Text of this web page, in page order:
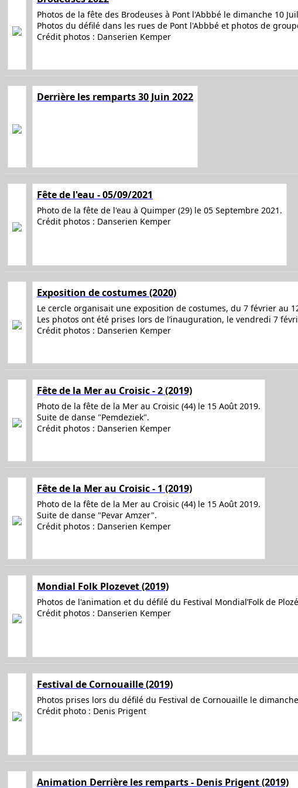
Photos de la fête des Brodeuses à Pont l'Abbbé le dimanche 10
Photos du défilé dans les rues de Pont l'Abbbé et photos de
Crédit photos : Danserien Kemper
Derrière les remparts 30 Juin 2022
Fête de l'eau - 05/09/2021
Photo de la fête de l'eau à Quimper (29) le 05 Septembre 2021.
Crédit photos : Danserien Kemper
Exposition de costumes (2020)
Le cercle organisait une exposition de costumes, du 7 février au
Les photos ont été prises lors de l’inauguration, le vendredi 7
Crédit photos : Danserien Kemper
Fête de la Mer au Croisic - 2 (2019)
Photo de la fête de la Mer au Croisic (44) le 15 Août 2019.
Suite de danse "Pemdeziek".
Crédit photos : Danserien Kemper
Fête de la Mer au Croisic - 1 (2019)
Photo de la fête de la Mer au Croisic (44) le 15 Août 2019.
Suite de danse "Pevar Amzer".
Crédit photos : Danserien Kemper
Mondial Folk Plozevet (2019)
Photos de l'animation et du défilé du Festival Mondial’Folk de
Crédit photos : Danserien Kemper
Festival de Cornouaille (2019)
Photos prises lors du défilé du Festival de Cornouaille le
Crédit photo : Denis Prigent
Animation Derrière les remparts - Denis Prigent (2019)